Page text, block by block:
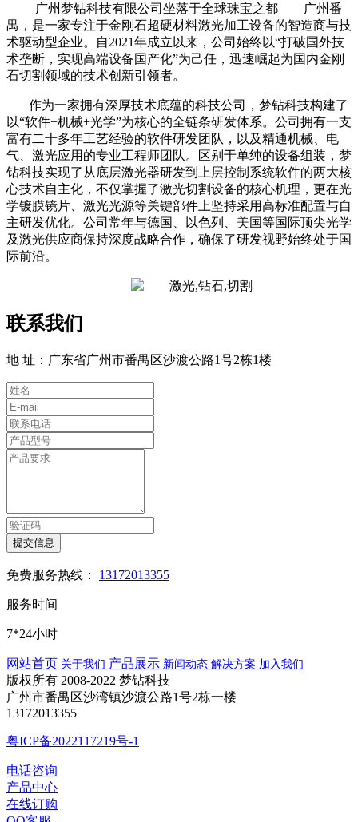
广州梦钻科技有限公司坐落于全球珠宝之都——广州番
禺，是一家专注于金刚石超硬材料激光加工设备的智造商与技
术驱动型企业。自2021年成立以来，公司始终以“打破国外技
术垄断，实现高端设备国产化”为己任，迅速崛起为国内金刚
石切割领域的技术创新引领者。
作为一家拥有深厚技术底蕴的科技公司，梦钻科技构建了
以“软件+机械+光学”为核心的全链条研发体系。公司拥有一支
富有二十多年工艺经验的软件研发团队，以及精通机械、电
气、激光应用的专业工程师团队。区别于单纯的设备组装，梦
钻科技实现了从底层激光器研发到上层控制系统软件的两大核
心技术自主化，不仅掌握了激光切割设备的核心机理，更在光
学镀膜镜片、激光光源等关键部件上坚持采用高标准配置与自
主研发优化。公司常年与德国、以色列、美国等国际顶尖光学
及激光供应商保持深度战略合作，确保了研发视野始终处于国
际前沿。
联系我们
地 址：广东省广州市番禺区沙渡公路1号2栋1楼
提交信息
免费服务热线： 13172013355
服务时间
7*24小时
网站首页 关于我们 产品展示 新闻动态 解决方案 加入我们
版权所有 2008-2022 梦钻科技
广州市番禺区沙湾镇沙渡公路1号2栋一楼
13172013355
粤ICP备2022117219号-1
电话咨询
产品中心
在线订购